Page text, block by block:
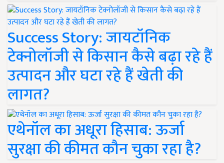
Success Story: जायटॉनिक
टेक्नोलॉजी से किसान कैसे बढ़ा रहे हैं
उत्पादन और घटा रहे हैं खेती की
लागत?
एथेनॉल का अधूरा हिसाब: ऊर्जा
सुरक्षा की कीमत कौन चुका रहा है?